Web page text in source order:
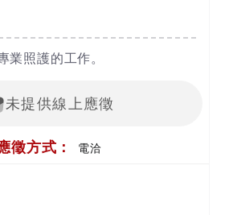
業照護的工作。
未提供線上應徵
徵方式： 電洽